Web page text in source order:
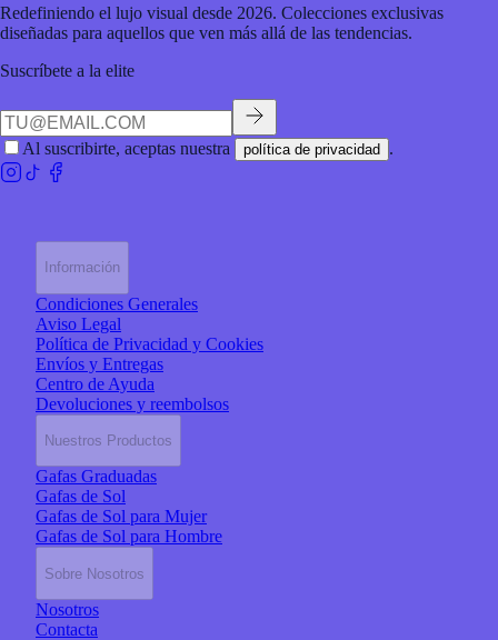
Redefiniendo el lujo visual desde 2026. Colecciones exclusivas
diseñadas para aquellos que ven más allá de las tendencias.
Suscríbete a la elite
Al suscribirte, aceptas nuestra política de privacidad .
Información
Condiciones Generales
Aviso Legal
Política de Privacidad y Cookies
Envíos y Entregas
Centro de Ayuda
Devoluciones y reembolsos
Nuestros Productos
Gafas Graduadas
Gafas de Sol
Gafas de Sol para Mujer
Gafas de Sol para Hombre
Sobre Nosotros
Nosotros
Contacta